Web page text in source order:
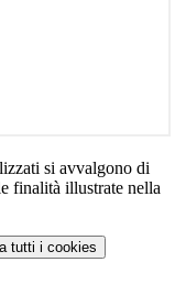
si avvalgono di
finalità illustrate nella
tutti i cookies